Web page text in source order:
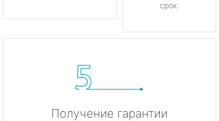
срок.
Получение гарантии